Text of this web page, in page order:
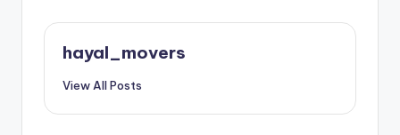
hayal_movers
View All Posts